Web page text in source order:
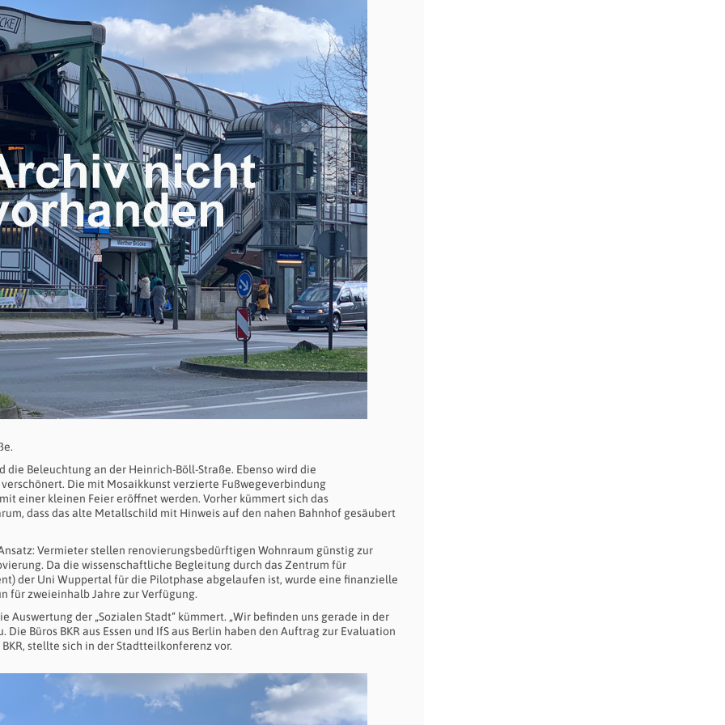
Beleuchtung an der Heinrich-Böll-Straße. Ebenso wird die
Die mit Mosaikkunst verzierte Fußwegeverbindung
einer kleinen Feier eröffnet werden. Vorher kümmert sich das
dass das alte Metallschild mit Hinweis auf den nahen Bahnhof gesäubert
Vermieter stellen renovierungsbedürftigen Wohnraum günstig zur
Da die wissenschaftliche Begleitung durch das Zentrum für
der Uni Wuppertal für die Pilotphase abgelaufen ist, wurde eine finanzielle
für zweieinhalb Jahre zur Verfügung.
Auswertung der „Sozialen Stadt“ kümmert. „Wir befinden uns gerade in der
Büros BKR aus Essen und IfS aus Berlin haben den Auftrag zur Evaluation
stellte sich in der Stadtteilkonferenz vor.